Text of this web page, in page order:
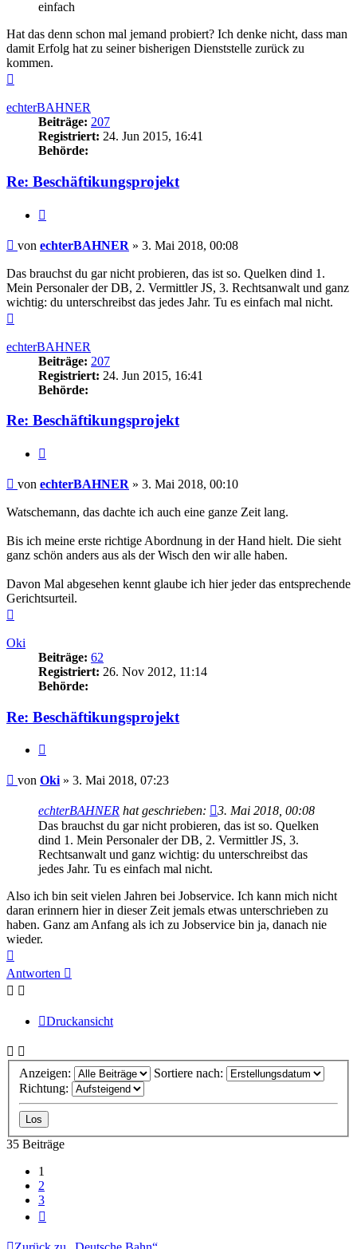
einfach
Hat das denn schon mal jemand probiert? Ich denke nicht, dass man
damit Erfolg hat zu seiner bisherigen Dienststelle zurück zu
kommen.
echterBAHNER
Beiträge: 207
Registriert: 24. Jun 2015, 16:41
Behörde:
Re: Beschäftikungsprojekt
Beitrag
von echterBAHNER » 3. Mai 2018, 00:08
Das brauchst du gar nicht probieren, das ist so. Quelken dind 1.
Mein Personaler der DB, 2. Vermittler JS, 3. Rechtsanwalt und ganz
wichtig: du unterschreibst das jedes Jahr. Tu es einfach mal nicht.
echterBAHNER
Beiträge: 207
Registriert: 24. Jun 2015, 16:41
Behörde:
Re: Beschäftikungsprojekt
Beitrag
von echterBAHNER » 3. Mai 2018, 00:10
Watschemann, das dachte ich auch eine ganze Zeit lang.
Bis ich meine erste richtige Abordnung in der Hand hielt. Die sieht
ganz schön anders aus als der Wisch den wir alle haben.
Davon Mal abgesehen kennt glaube ich hier jeder das entsprechende
Gerichtsurteil.
Oki
Beiträge: 62
Registriert: 26. Nov 2012, 11:14
Behörde:
Re: Beschäftikungsprojekt
Beitrag
von Oki» 3. Mai 2018, 07:23
echterBAHNER hat geschrieben:
3. Mai 2018, 00:08
Das brauchst du gar nicht probieren, das ist so. Quelken
dind 1. Mein Personaler der DB, 2. Vermittler JS, 3.
Rechtsanwalt und ganz wichtig: du unterschreibst das
jedes Jahr. Tu es einfach mal nicht.
Also ich bin seit vielen Jahren bei Jobservice. Ich kann mich nicht
daran erinnern hier in dieser Zeit jemals etwas unterschrieben zu
haben. Ganz am Anfang als ich zu Jobservice bin ja, danach nie
wieder.
oben
Antworten
Druckansicht
Anzeigen:
Sortiere nach:
Richtung:
35 Beiträge
1
2
3